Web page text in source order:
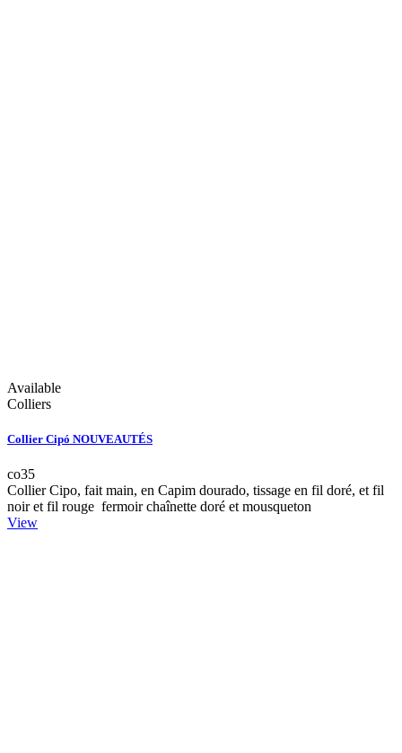
Available
Colliers
Collier Cipó NOUVEAUTÉS
co35
Collier Cipo, fait main, en Capim dourado, tissage en fil doré, et fil
noir et fil rouge fermoir chaînette doré et mousqueton
View